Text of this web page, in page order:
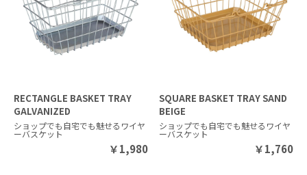
RECTANGLE BASKET TRAY
GALVANIZED
ショップでも自宅でも魅せるワイヤ
ーバスケット
￥1,980
SQUARE BASKET TRAY SAND
BEIGE
ショップでも自宅でも魅せるワイヤ
ーバスケット
￥1,760